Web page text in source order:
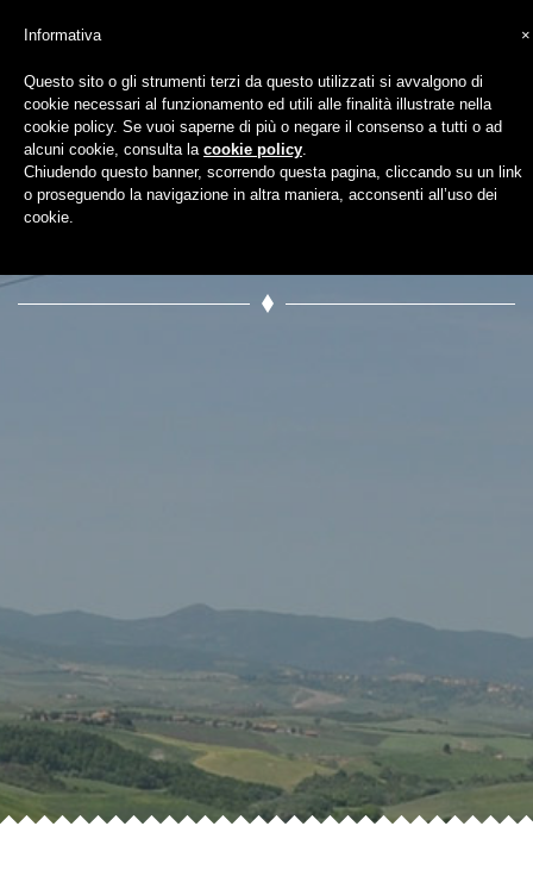
hero-tour-guidati-
2
×
Informativa
Questo sito o gli strumenti terzi da questo utilizzati si avvalgono di
cookie necessari al funzionamento ed utili alle finalità illustrate nella
cookie policy. Se vuoi saperne di più o negare il consenso a tutti o ad
alcuni cookie, consulta la cookie policy
Chiudendo questo banner, scorrendo questa pagina, cliccando su un link
o proseguendo la navigazione in altra maniera, acconsenti all’uso dei
cookie.